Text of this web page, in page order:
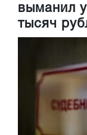
выманил
тысяч